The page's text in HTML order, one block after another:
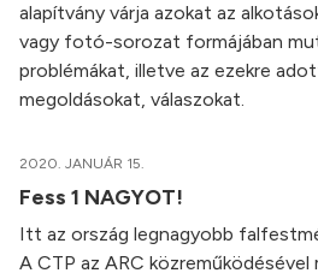
alapítvány várja azokat az
vagy fotó-sorozat formájában
problémákat, illetve az ezekre
megoldásokat, válaszokat.
2020. JANUÁR 15.
Fess 1 NAGYOT!
Itt az ország legnagyobb
A CTP az ARC